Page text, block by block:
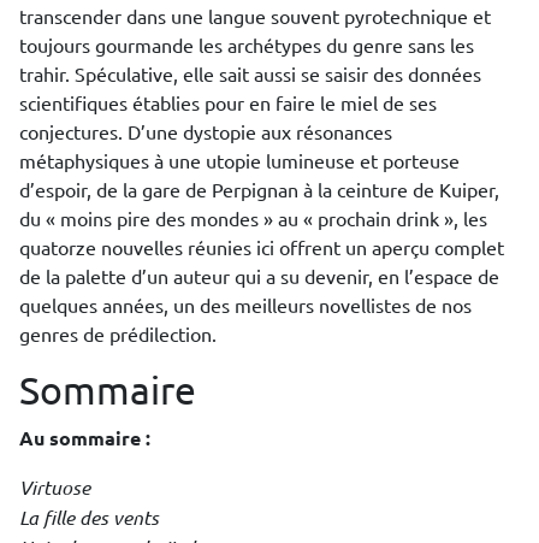
transcender dans une langue souvent pyrotechnique et
toujours gourmande les archétypes du genre sans les
trahir. Spéculative, elle sait aussi se saisir des données
scientifiques établies pour en faire le miel de ses
conjectures. D’une dystopie aux résonances
métaphysiques à une utopie lumineuse et porteuse
d’espoir, de la gare de Perpignan à la ceinture de Kuiper,
du « moins pire des mondes » au « prochain drink », les
quatorze nouvelles réunies ici offrent un aperçu complet
de la palette d’un auteur qui a su devenir, en l’espace de
quelques années, un des meilleurs novellistes de nos
genres de prédilection.
Sommaire
Au sommaire :
Virtuose
La fille des vents